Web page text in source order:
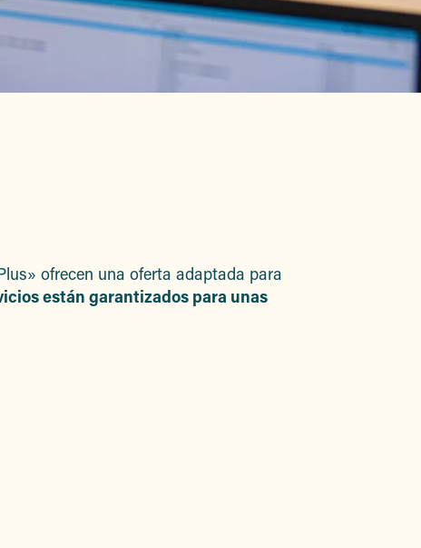
ofrecen una oferta adaptada para
están garantizados para unas